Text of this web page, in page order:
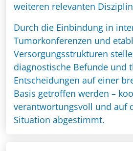
weiteren relevanten
Durch die Einbindung in
Tumorkonferenzen und
Versorgungsstrukturen
diagnostische Befunde und
Entscheidungen auf einer
Basis getroffen werden –
verantwortungsvoll und auf
Situation abgestimmt.